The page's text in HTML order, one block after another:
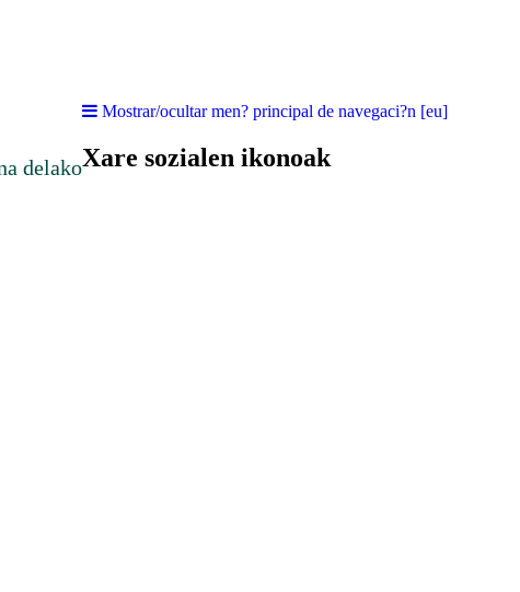
delako
Mostrar/ocultar men? principal de navegaci?n [eu]
Xare sozialen ikonoak